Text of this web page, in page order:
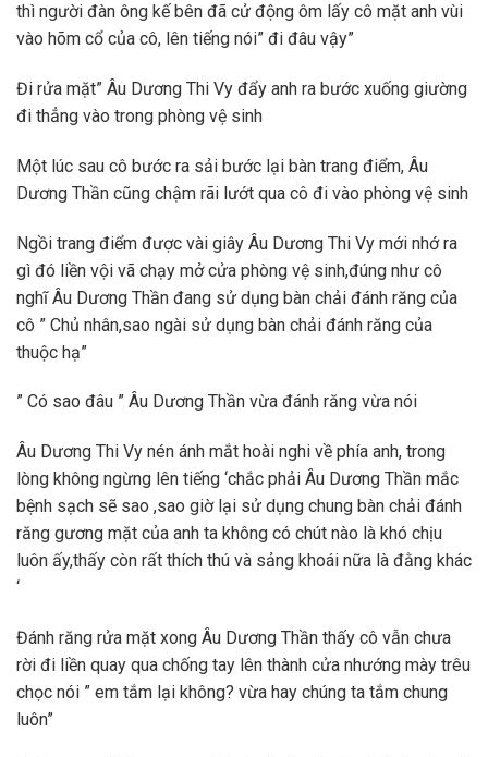
thì người đàn ông kế bên đã cử động ôm lấy cô mặt anh vùi
vào hõm cổ của cô, lên tiếng nói” đi đâu vậy”
Đi rửa mặt” Âu Dương Thi Vy đẩy anh ra bước xuống giường
đi thẳng vào trong phòng vệ sinh
Một lúc sau cô bước ra sải bước lại bàn trang điểm, Âu
Dương Thần cũng chậm rãi lướt qua cô đi vào phòng vệ sinh
Ngồi trang điểm được vài giây Âu Dương Thi Vy mới nhớ ra
gì đó liền vội vã chạy mở cửa phòng vệ sinh,đúng như cô
nghĩ Âu Dương Thần đang sử dụng bàn chải đánh răng của
cô ” Chủ nhân,sao ngài sử dụng bàn chải đánh răng của
thuộc hạ”
” Có sao đâu ” Âu Dương Thần vừa đánh răng vừa nói
Âu Dương Thi Vy nén ánh mắt hoài nghi về phía anh, trong
lòng không ngừng lên tiếng ‘chắc phải Âu Dương Thần mắc
bệnh sạch sẽ sao ,sao giờ lại sử dụng chung bàn chải đánh
răng gương mặt của anh ta không có chút nào là khó chịu
luôn ấy,thấy còn rất thích thú và sảng khoái nữa là đằng khác
‘
Đánh răng rửa mặt xong Âu Dương Thần thấy cô vẫn chưa
rời đi liền quay qua chống tay lên thành cửa nhướng mày trêu
chọc nói ” em tắm lại không? vừa hay chúng ta tắm chung
luôn”